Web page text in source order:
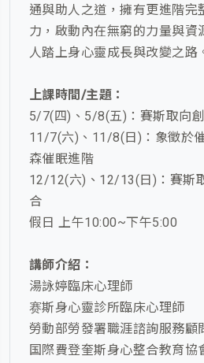
通與助人之道，擁有更進階完
力，啟動內在無窮的力量與資
人踏上身心靈成長與改變之路
上課時間/主題：
5/7(四)、5/8(五)：賽斯取向
11/7(六)、11/8(日)：象徵於
森催眠進階
12/12(六)、12/13(日)：賽斯
合
假日 上午10:00~下午5:00
講師介紹：
湯詠婷臨床心理師
赛斯身心靈診所臨床心理師
勞動部勞發署職涯諮詢服務顧
国際費登奎斯身心整合教育協